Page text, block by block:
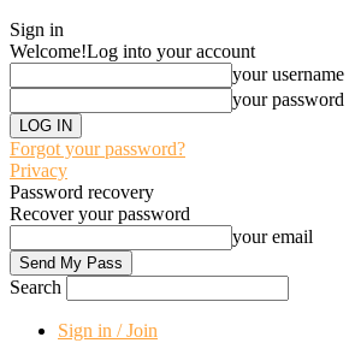
Sign in
Welcome!Log into your account
your username
your password
Forgot your password?
Privacy
Password recovery
Recover your password
your email
Search
Sign in / Join